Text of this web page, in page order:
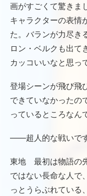
画がすごくて驚きま
キャラクターの表情
た。バランが力尽き
ロン・ベルクも出て
カッコいいなと思っ
登場シーンが飛び飛
できていなかったの
っているところなん
――超人的な戦いです
東地 最初は物語の
ではない長命な人で
っとうらぶれている